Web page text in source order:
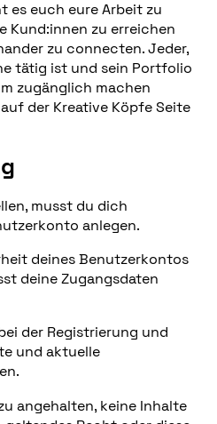
es euch eure Arbeit zu
Kund:innen zu erreichen
zu connecten. Jeder,
tätig ist und sein Portfolio
zugänglich machen
der Kreative Köpfe Seite
musst du dich
anlegen.
deines Benutzerkontos
deine Zugangsdaten
der Registrierung und
und aktuelle
angehalten, keine Inhalte